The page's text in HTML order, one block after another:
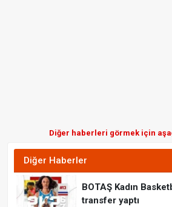
Diğer haberleri görmek için
Diğer Haberler
BOTAŞ Kadın
transfer yaptı